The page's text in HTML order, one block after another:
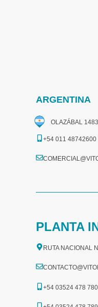
ARGENTINA
OLAZÁBAL
+54 011 48742600​
PLANTA
RUTA NACIONAL
+54 03524 478 780​